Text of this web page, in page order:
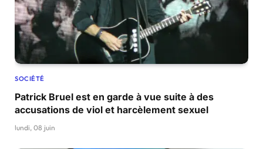
SOCIÉTÉ
Patrick Bruel est en garde à vue suite à des
accusations de viol et harcèlement sexuel
lundi, 08 juin